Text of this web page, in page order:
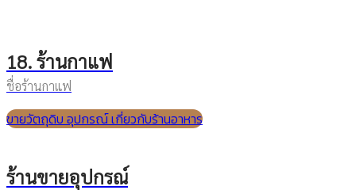
18. ร้านกาแฟ
ชื่อร้านกาแฟ
ขายวัตถุดิบ อุปกรณ์ เกี่ยวกับร้านอาหาร
ร้านขายอุปกรณ์